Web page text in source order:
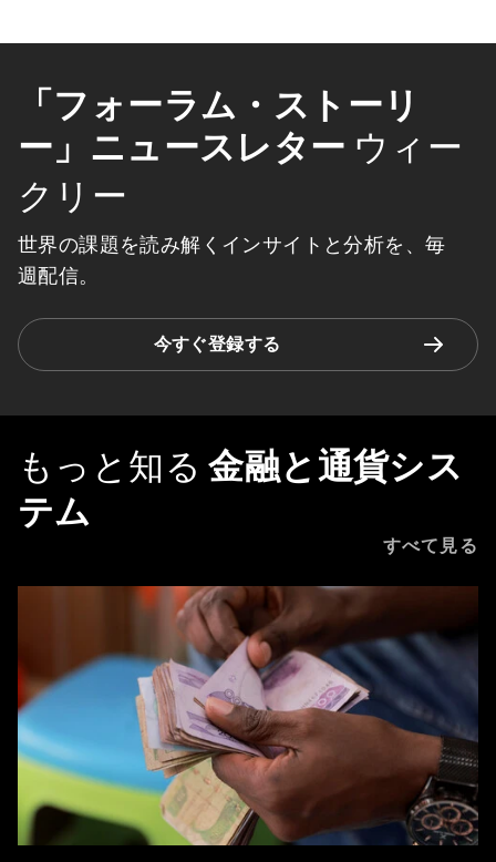
「フォーラム・ストーリ
ー」ニュースレター ウィー
クリー
世界の課題を読み解くインサイトと分析を、毎
週配信。
今すぐ登録する
もっと知る 金融と通貨シス
テム
すべて見る